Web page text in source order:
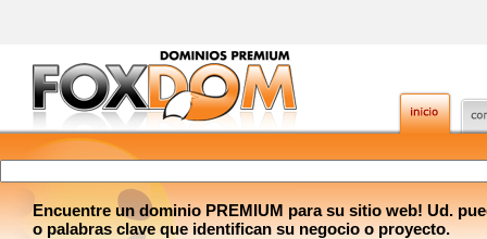
Encuentre un dominio PREMIUM para su sitio web! Ud.
o palabras clave que identifican su negocio o proyecto.